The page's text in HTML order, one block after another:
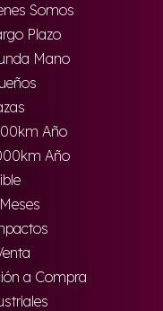
Somos
Plazo
Mano
Año
Año
a Compra